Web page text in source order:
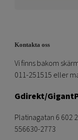
Kontakta oss
Vi finns bakom
011-251515 eller
Gdirekt/
Platinagatan 6 602
556630-2773